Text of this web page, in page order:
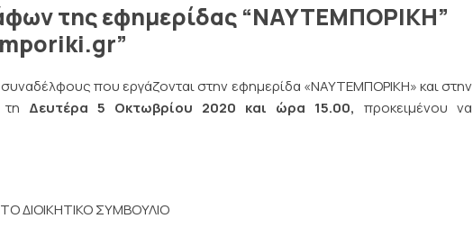
της εφημερίδας “ΝΑΥΤΕΜΠΟΡΙΚΗ”
που εργάζονται στην εφημερίδα «ΝΑΥΤΕΜΠΟΡΙΚΗ» και στην
Δευτέρα 5 Οκτωβρίου 2020 και ώρα 15.00, προκειμένου να
ΤΟ ΔΙΟΙΚΗΤΙΚΟ ΣΥΜΒΟΥΛΙΟ